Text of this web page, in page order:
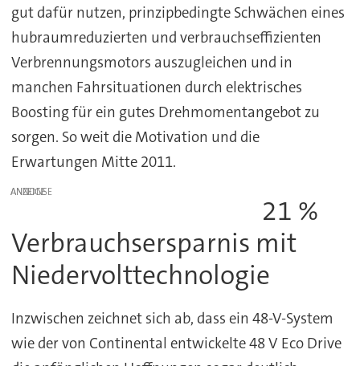
gut dafür nutzen, prinzipbedingte Schwächen eines
hubraumreduzierten und verbrauchseffizienten
Verbrennungsmotors auszugleichen und in
manchen Fahrsituationen durch elektrisches
Boosting für ein gutes Drehmomentangebot zu
sorgen. So weit die Motivation und die
Erwartungen Mitte 2011.
ANZEIGE
21 %
Verbrauchsersparnis mit
Niedervolttechnologie
Inzwischen zeichnet sich ab, dass ein 48-V-System
wie der von Continental entwickelte 48 V Eco Drive